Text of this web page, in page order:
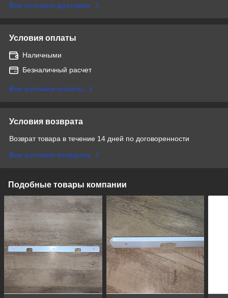
Все условия доставки
Условия оплаты
Наличными
Безналичный расчет
Все условия оплаты
Условия возврата
Возврат товара в течение 14 дней по договоренности
Все условия возврата
Подобные товары компании